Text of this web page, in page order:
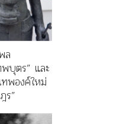
ล
บุตร” และ
พองค์ใหม่
ร”